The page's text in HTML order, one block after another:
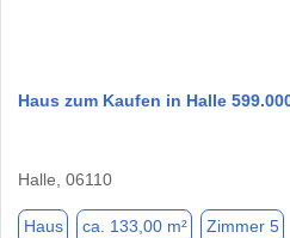
Haus zum Kaufen in Halle
Halle, 06110
Haus ca. 133,00 m² Zimmer 5